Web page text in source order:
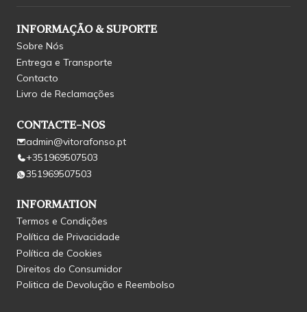
INFORMAÇÃO & SUPORTE
Sobre Nós
Entrega e Transporte
Contacto
Livro de Reclamações
CONTACTE-NOS
admin@vitorafonso.pt
+351969507503
351969507503
INFORMATION
Termos e Condições
Política de Privacidade
Política de Cookies
Direitos do Consumidor
Politica de Devolução e Reembolso